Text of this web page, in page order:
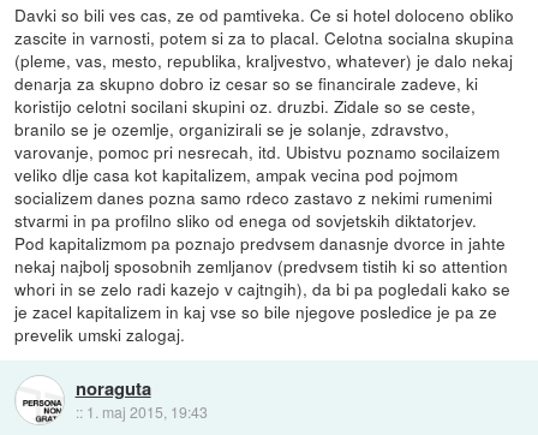
Davki so bili ves cas, ze od pamtiveka. Ce si hotel doloceno obliko
zascite in varnosti, potem si za to placal. Celotna socialna skupina
(pleme, vas, mesto, republika, kraljvestvo, whatever) je dalo nekaj
denarja za skupno dobro iz cesar so se financirale zadeve, ki
koristijo celotni socilani skupini oz. druzbi. Zidale so se ceste,
branilo se je ozemlje, organizirali se je solanje, zdravstvo,
varovanje, pomoc pri nesrecah, itd. Ubistvu poznamo socilaizem
veliko dlje casa kot kapitalizem, ampak vecina pod pojmom
socializem danes pozna samo rdeco zastavo z nekimi rumenimi
stvarmi in pa profilno sliko od enega od sovjetskih diktatorjev.
Pod kapitalizmom pa poznajo predvsem danasnje dvorce in jahte
nekaj najbolj sposobnih zemljanov (predvsem tistih ki so attention
whori in se zelo radi kazejo v cajtngih), da bi pa pogledali kako se
je zacel kapitalizem in kaj vse so bile njegove posledice je pa ze
prevelik umski zalogaj.
noraguta
:: 1. maj 2015, 19:43